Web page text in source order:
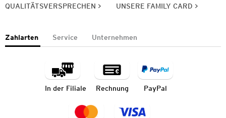
QUALITÄTSVERSPRECHEN UNSERE FAMILY CARD
Zahlarten Service Unternehmen
In der Filiale Rechnung PayPal